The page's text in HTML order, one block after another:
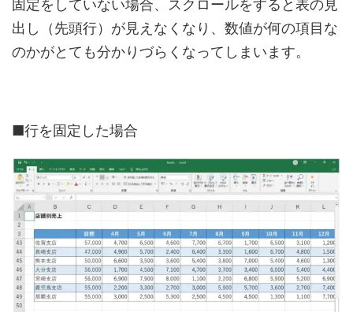
固定をしていない場合、スクロールをすると表の見
出し（先頭行）が見えなくなり、数値が何の項目な
のかがとても分かりづらくなってしまいます。
■行を固定した場合